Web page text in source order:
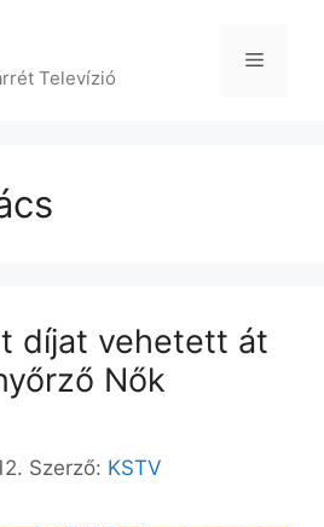
Televízió
Menü
díjat vehetett át
Nők
Szerző: KSTV